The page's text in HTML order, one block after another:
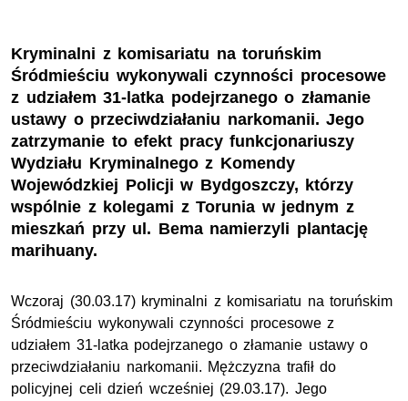
Kryminalni z komisariatu na toruńskim
Śródmieściu wykonywali czynności procesowe
z udziałem 31-latka podejrzanego o złamanie
ustawy o przeciwdziałaniu narkomanii. Jego
zatrzymanie to efekt pracy funkcjonariuszy
Wydziału Kryminalnego z Komendy
Wojewódzkiej Policji w Bydgoszczy, którzy
wspólnie z kolegami z Torunia w jednym z
mieszkań przy ul. Bema namierzyli plantację
marihuany.
Wczoraj (30.03.17) kryminalni z komisariatu na toruńskim
Śródmieściu wykonywali czynności procesowe z
udziałem 31-latka podejrzanego o złamanie ustawy o
przeciwdziałaniu narkomanii. Mężczyzna trafił do
policyjnej celi dzień wcześniej (29.03.17). Jego